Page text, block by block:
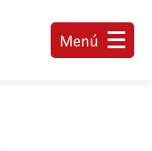
Menú